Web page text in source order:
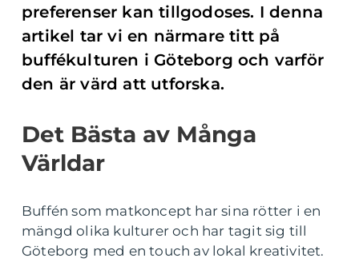
preferenser kan tillgodoses. I denna
artikel tar vi en närmare titt på
buffékulturen i Göteborg och varför
den är värd att utforska.
Det Bästa av Många
Världar
Buffén som matkoncept har sina rötter i en
mängd olika kulturer och har tagit sig till
Göteborg med en touch av lokal kreativitet.